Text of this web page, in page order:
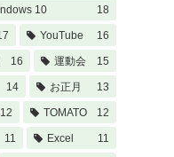
10 18
YouTube 16
16 運動会 15
14 お正月 13
12 TOMATO 12
11 Excel 11